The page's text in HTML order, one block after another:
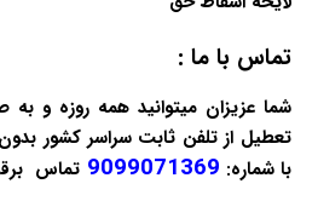
تماس با ما :
تعطیل از تلفن ثابت سراسر کشور
با شماره: 9099071369 تماس